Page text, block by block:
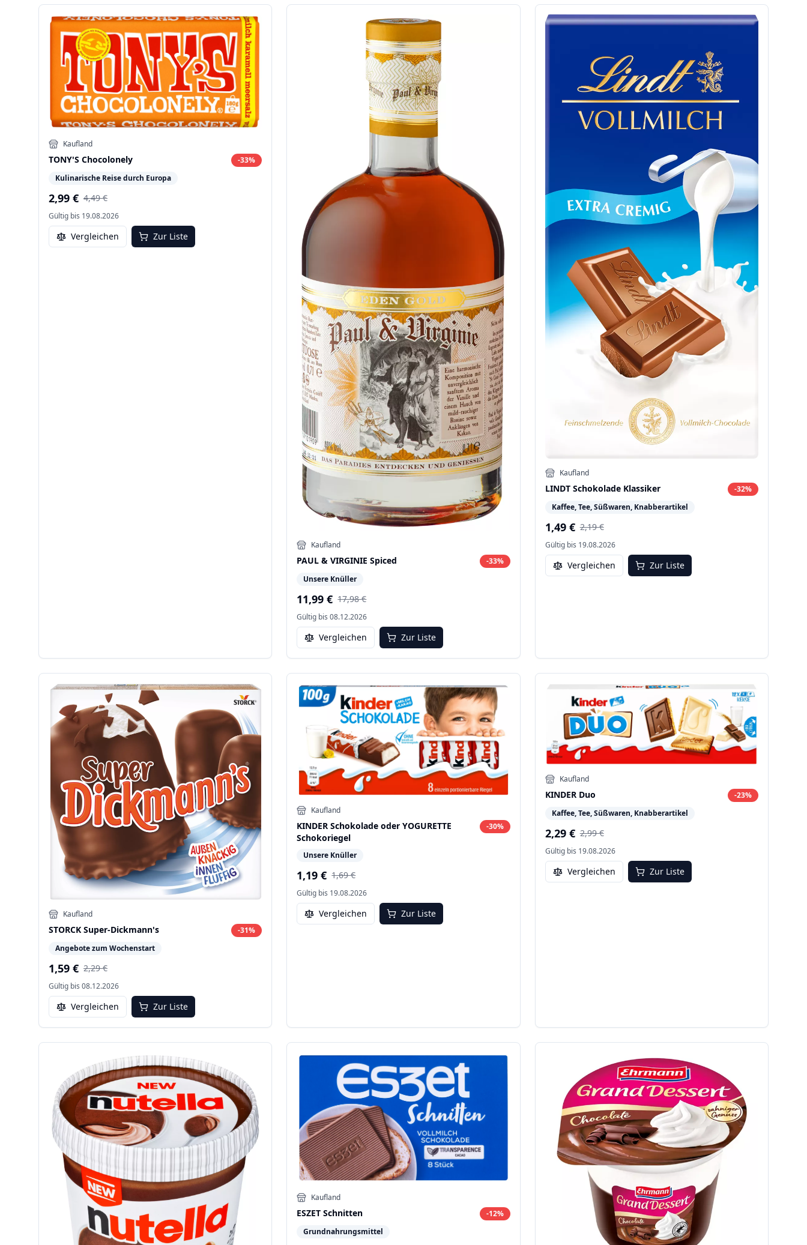
Kaufland
TONY'S Chocolonely -33%
Kulinarische Reise durch Europa
2,99 € 4,49 €
Gültig bis 19.08.2026
Vergleichen Zur Liste
Kaufland
PAUL & VIRGINIE Spiced -33%
Unsere Knüller
11,99 € 17,98 €
Gültig bis 08.12.2026
Vergleichen Zur Liste
Kaufland
LINDT Schokolade Klassiker -32%
Kaffee, Tee, Süßwaren, Knabberartikel
1,49 € 2,19 €
Gültig bis 19.08.2026
Vergleichen Zur Liste
Kaufland
STORCK Super-Dickmann's -31%
Angebote zum Wochenstart
1,59 € 2,29 €
Gültig bis 08.12.2026
Vergleichen Zur Liste
Kaufland
KINDER Schokolade oder YOGURETTE
Schokoriegel
-30%
Unsere Knüller
1,19 € 1,69 €
Gültig bis 19.08.2026
Vergleichen Zur Liste
Kaufland
KINDER Duo -23%
Kaffee, Tee, Süßwaren, Knabberartikel
2,29 € 2,99 €
Gültig bis 19.08.2026
Vergleichen Zur Liste
Kaufland
ESZET Schnitten -12%
Grundnahrungsmittel